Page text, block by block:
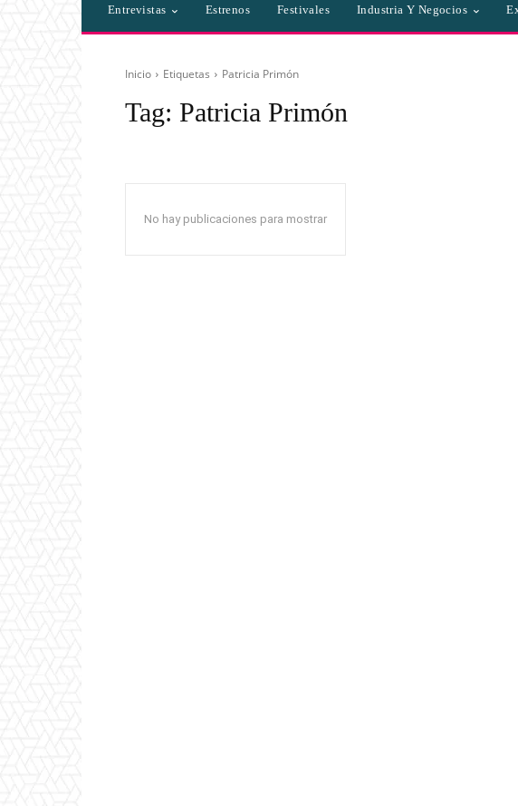
Entrevistas Estrenos Festivales Industria Y Negocios
Inicio Etiquetas Patricia Primón
Tag: Patricia Primón
No hay publicaciones para mostrar